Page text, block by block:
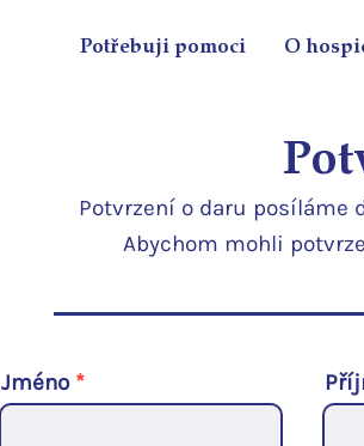
Potřebuji pomoci O
Pot
Potvrzení o daru posíláme
Abychom mohli
Jméno